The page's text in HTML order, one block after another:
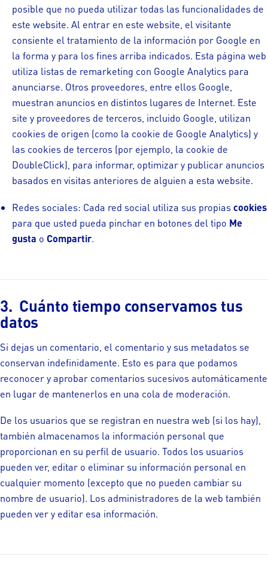
posible que no pueda utilizar todas las funcionalidades de
este website. Al entrar en este website, el visitante
consiente el tratamiento de la información por Google en
la forma y para los fines arriba indicados. Esta página web
utiliza listas de remarketing con Google Analytics para
anunciarse. Otros proveedores, entre ellos Google,
muestran anuncios en distintos lugares de Internet. Este
site y proveedores de terceros, incluido Google, utilizan
cookies de origen (como la cookie de Google Analytics) y
las cookies de terceros (por ejemplo, la cookie de
DoubleClick), para informar, optimizar y publicar anuncios
basados en visitas anteriores de alguien a esta website.
Redes sociales: Cada red social utiliza sus propiascookies
para que usted pueda pinchar en botones del tipo Me
gusta o Compartir.
Cuánto tiempo conservamos tus
datos
Si dejas un comentario, el comentario y sus metadatos se
conservan indefinidamente. Esto es para que podamos
reconocer y aprobar comentarios sucesivos automáticamente
en lugar de mantenerlos en una cola de moderación.
De los usuarios que se registran en nuestra web (si los hay),
también almacenamos la información personal que
proporcionan en su perfil de usuario. Todos los usuarios
pueden ver, editar o eliminar su información personal en
cualquier momento (excepto que no pueden cambiar su
nombre de usuario). Los administradores de la web también
pueden ver y editar esa información.